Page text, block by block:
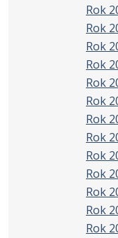
Rok
Rok
Rok
Rok
Rok
Rok
Rok
Rok
Rok
Rok
Rok
Rok
Rok